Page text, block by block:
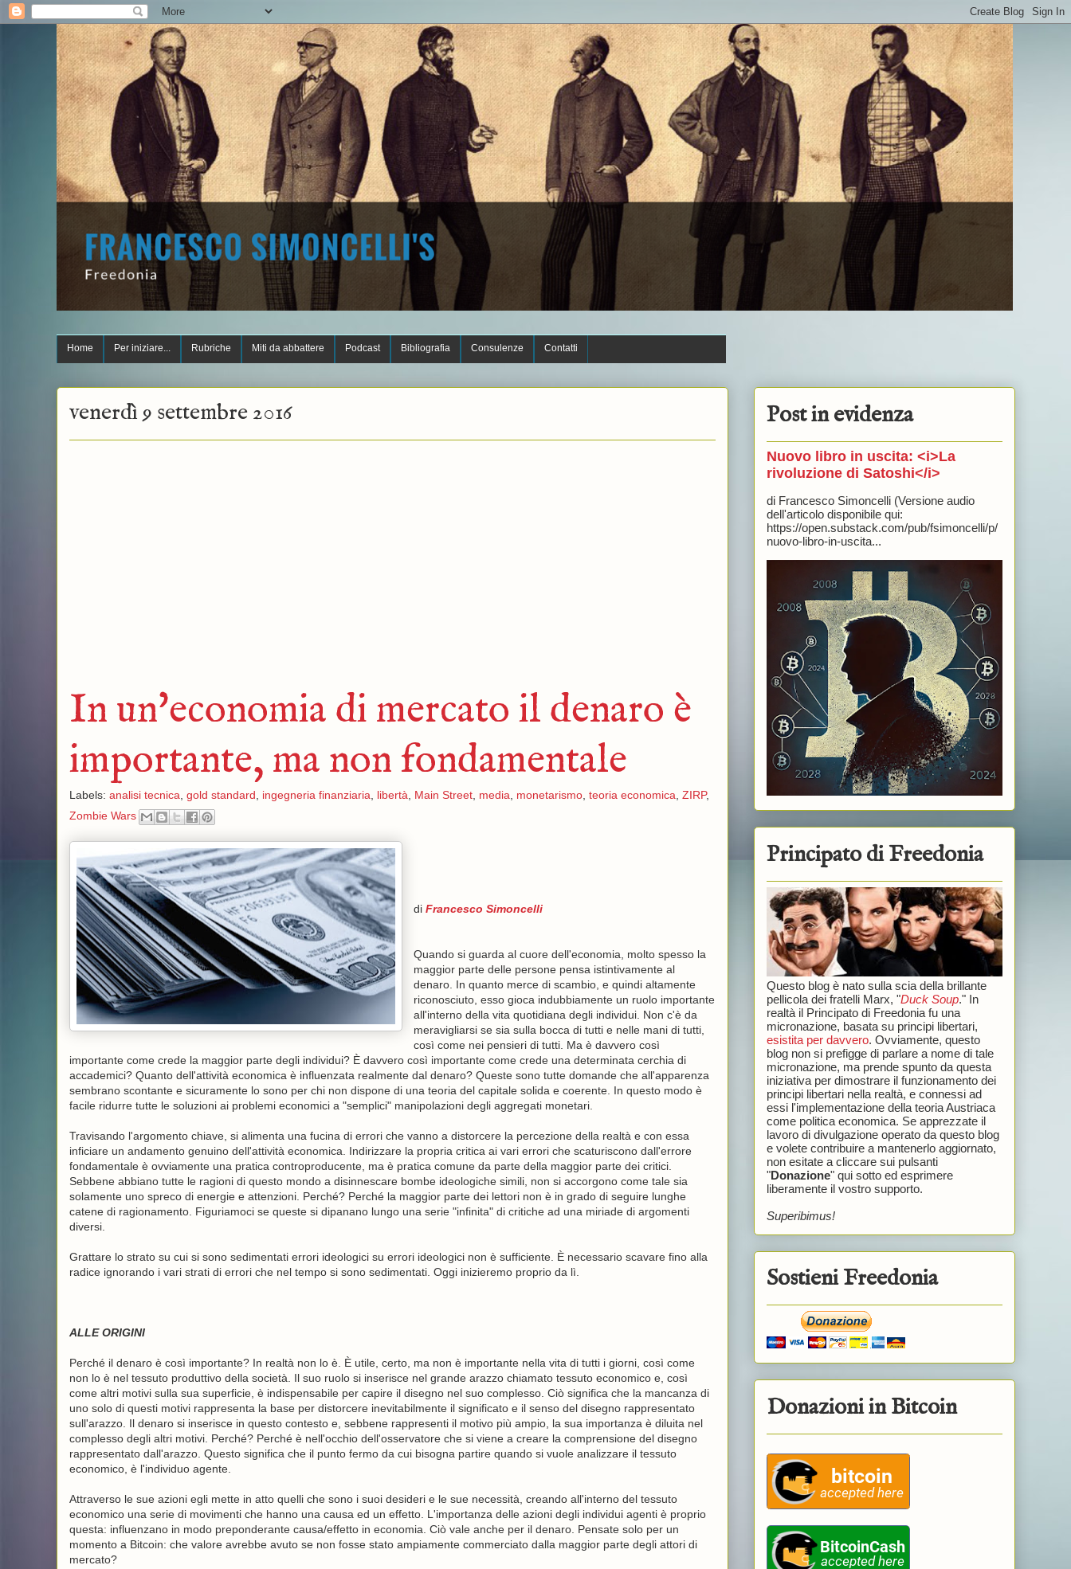
Home Per iniziare... Rubriche Miti da abbattere Podcast Bibliografia Consulenze Contatti
venerdì 9 settembre 2016
In un'economia di mercato il denaro è
importante, ma non fondamentale
Labels: analisi tecnica gold standard ingegneria finanziaria libertà Main Street, media monetarismo, teoria economica ZIRP,
Zombie Wars
di Francesco Simoncelli
Quando si guarda al cuore dell'economia, molto spesso la
maggior parte delle persone pensa istintivamente al
denaro. In quanto merce di scambio, e quindi altamente
riconosciuto, esso gioca indubbiamente un ruolo importante
all'interno della vita quotidiana degli individui. Non c'è da
meravigliarsi se sia sulla bocca di tutti e nelle mani di tutti,
così come nei pensieri di tutti. Ma è davvero così
importante come crede la maggior parte degli individui? È davvero così importante come crede una determinata cerchia di
accademici? Quanto dell'attività economica è influenzata realmente dal denaro? Queste sono tutte domande che all'apparenza
sembrano scontante e sicuramente lo sono per chi non dispone di una teoria del capitale solida e coerente. In questo modo è
facile ridurre tutte le soluzioni ai problemi economici a "semplici" manipolazioni degli aggregati monetari.
Travisando l'argomento chiave, si alimenta una fucina di errori che vanno a distorcere la percezione della realtà e con essa
inficiare un andamento genuino dell'attività economica. Indirizzare la propria critica ai vari errori che scaturiscono dall'errore
fondamentale è ovviamente una pratica controproducente, ma è pratica comune da parte della maggior parte dei critici.
Sebbene abbiano tutte le ragioni di questo mondo a disinnescare bombe ideologiche simili, non si accorgono come tale sia
solamente uno spreco di energie e attenzioni. Perché? Perché la maggior parte dei lettori non è in grado di seguire lunghe
catene di ragionamento. Figuriamoci se queste si dipanano lungo una serie "infinita" di critiche ad una miriade di argomenti
diversi.
Grattare lo strato su cui si sono sedimentati errori ideologici su errori ideologici non è sufficiente. È necessario scavare fino alla
radice ignorando i vari strati di errori che nel tempo si sono sedimentati. Oggi inizieremo proprio da lì.
ALLE ORIGINI
Perché il denaro è così importante? In realtà non lo è. È utile, certo, ma non è importante nella vita di tutti i giorni, così come
non lo è nel tessuto produttivo della società. Il suo ruolo si inserisce nel grande arazzo chiamato tessuto economico e, così
come altri motivi sulla sua superficie, è indispensabile per capire il disegno nel suo complesso. Ciò significa che la mancanza di
uno solo di questi motivi rappresenta la base per distorcere inevitabilmente il significato e il senso del disegno rappresentato
sull'arazzo. Il denaro si inserisce in questo contesto e, sebbene rappresenti il motivo più ampio, la sua importanza è diluita nel
complesso degli altri motivi. Perché? Perché è nell'occhio dell'osservatore che si viene a creare la comprensione del disegno
rappresentato dall'arazzo. Questo significa che il punto fermo da cui bisogna partire quando si vuole analizzare il tessuto
economico, è l'individuo agente.
Attraverso le sue azioni egli mette in atto quelli che sono i suoi desideri e le sue necessità, creando all'interno del tessuto
economico una serie di movimenti che hanno una causa ed un effetto. L'importanza delle azioni degli individui agenti è proprio
questa: influenzano in modo preponderante causa/effetto in economia. Ciò vale anche per il denaro. Pensate solo per un
momento a Bitcoin: che valore avrebbe avuto se non fosse stato ampiamente commerciato dalla maggior parte degli attori di
mercato?
Post in evidenza
Nuovo libro in uscita: <i>La
rivoluzione di Satoshi</i>
di Francesco Simoncelli (Versione audio
dell'articolo disponibile qui:
https://open.substack.com/pub/fsimoncelli/p/
nuovo-libro-in-uscita...
Principato di Freedonia
Questo blog è nato sulla scia della brillante
pellicola dei fratelli Marx, "Duck Soup." In
realtà il Principato di Freedonia fu una
micronazione, basata su principi libertari,
esistita per davvero. Ovviamente, questo
blog non si prefigge di parlare a nome di tale
micronazione, ma prende spunto da questa
iniziativa per dimostrare il funzionamento dei
principi libertari nella realtà, e connessi ad
essi l'implementazione della teoria Austriaca
come politica economica. Se apprezzate il
lavoro di divulgazione operato da questo blog
e volete contribuire a mantenerlo aggiornato,
non esitate a cliccare sui pulsanti
"Donazione" qui sotto ed esprimere
liberamente il vostro supporto.
Superibimus!
Sostieni Freedonia
Donazioni in Bitcoin